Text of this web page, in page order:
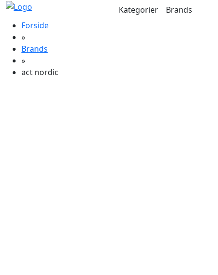
Kategorier
Brands
Forside
»
Brands
»
act nordic